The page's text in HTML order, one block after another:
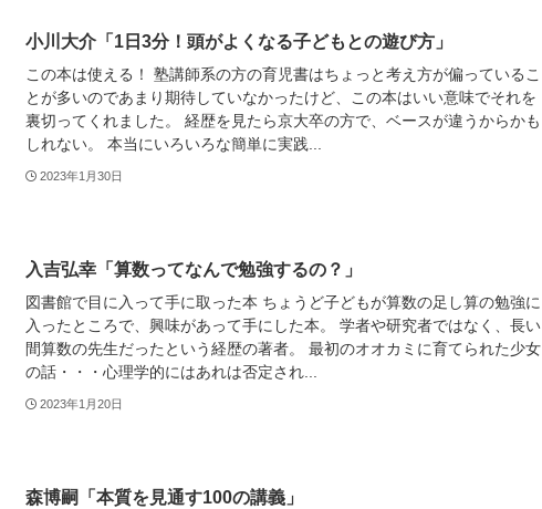
小川大介「1日3分！頭がよくなる子どもとの遊び方」
この本は使える！ 塾講師系の方の育児書はちょっと考え方が偏っているこ
とが多いのであまり期待していなかったけど、この本はいい意味でそれを
裏切ってくれました。 経歴を見たら京大卒の方で、ベースが違うからかも
しれない。 本当にいろいろな簡単に実践...
2023年1月30日
入吉弘幸「算数ってなんで勉強するの？」
図書館で目に入って手に取った本 ちょうど子どもが算数の足し算の勉強に
入ったところで、興味があって手にした本。 学者や研究者ではなく、長い
間算数の先生だったという経歴の著者。 最初のオオカミに育てられた少女
の話・・・心理学的にはあれは否定され...
2023年1月20日
森博嗣「本質を見通す100の講義」